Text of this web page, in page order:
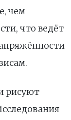
чем
что ведёт
рисуют